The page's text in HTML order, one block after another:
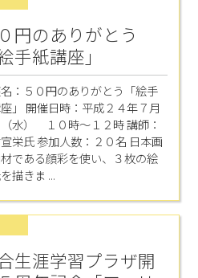
円のありがとう
絵手紙講座」
：５０円のありがとう「絵手
」 開催日時：平成２４年７月
（水） １０時～１２時 講師：
栄氏 参加人数：２０名 日本画
である顔彩を使い、３枚の絵
描きま ...
生涯学習プラザ開